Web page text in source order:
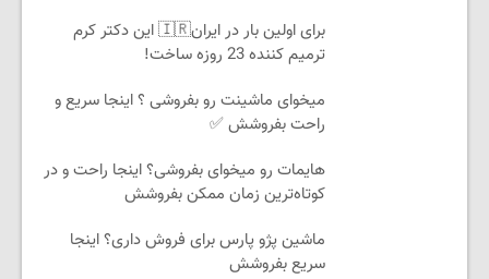
برای اولین بار در ایران🇮🇷 این دکتر کرم
ترمیم کننده 23 روزه ساخت!
میخوای ماشینت رو بفروشی ؟ اینجا سریع و
راحت بفروشش ✅
هایمات رو میخوای بفروشی؟ اینجا راحت و در
کوتاه‌ترین زمان ممکن بفروشش
ماشین پژو پارس برای فروش داری؟ اینجا
سریع بفروشش